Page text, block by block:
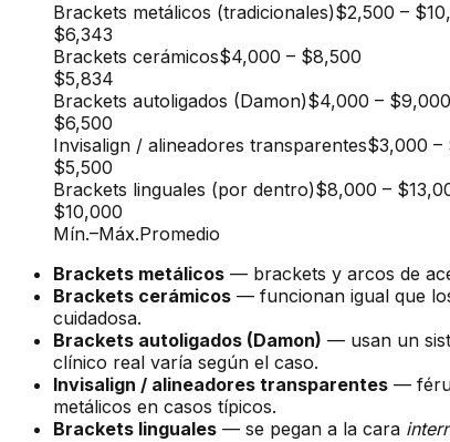
Brackets metálicos (tradicionales)$2,500 –
$6,343
Brackets cerámicos$4,000 – $8,500
$5,834
Brackets autoligados (Damon)$4,000 – $9,000
$6,500
Invisalign / alineadores transparentes$3,000 –
$5,500
Brackets linguales (por dentro)$8,000 –
$10,000
Mín.–Máx.Promedio
Brackets metálicos — brackets y arcos de
Brackets cerámicos — funcionan igual que
cuidadosa.
Brackets autoligados (Damon) — usan un
clínico real varía según el caso.
Invisalign / alineadores transparentes —
metálicos en casos típicos.
Brackets linguales — se pegan a la cara